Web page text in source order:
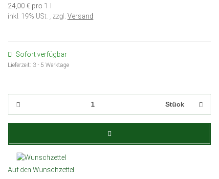
24,00 € pro 1 l
inkl. 19% USt. , zzgl. Versand
Sofort verfügbar
Lieferzeit: 3 - 5 Werktage
Stück
Auf den Wunschzettel